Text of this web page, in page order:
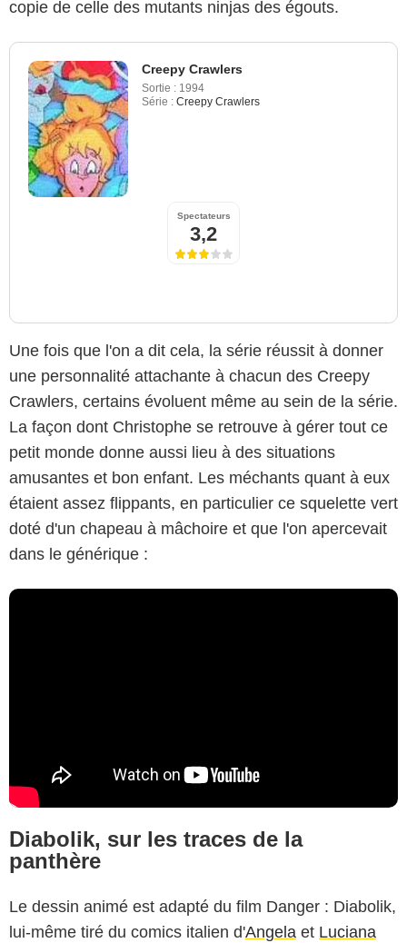
copie de celle des mutants ninjas des égouts.
Creepy Crawlers
Sortie : 1994
Série : Creepy Crawlers
Spectateurs
3,2
Une fois que l'on a dit cela, la série réussit à donner
une personnalité attachante à chacun des Creepy
Crawlers, certains évoluent même au sein de la série.
La façon dont Christophe se retrouve à gérer tout ce
petit monde donne aussi lieu à des situations
amusantes et bon enfant. Les méchants quant à eux
étaient assez flippants, en particulier ce squelette vert
doté d'un chapeau à mâchoire et que l'on apercevait
dans le générique :
Diabolik, sur les traces de la
panthère
Le dessin animé est adapté du film Danger : Diabolik,
lui-même tiré du comics italien d'Angela et Luciana